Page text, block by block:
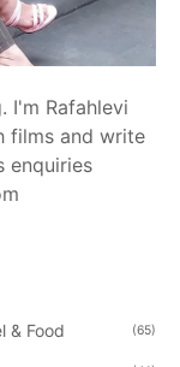
I'm Rafahlevi
films and write
enquiries
& Food 65